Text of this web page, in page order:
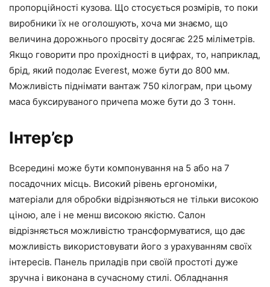
пропорційності кузова. Що стосується розмірів, то поки
виробники їх не оголошують, хоча ми знаємо, що
величина дорожнього просвіту досягає 225 міліметрів.
Якщо говорити про прохідності в цифрах, то, наприклад,
брід, який подолає Everest, може бути до 800 мм.
Можливість піднімати вантаж 750 кілограм, при цьому
маса буксируваного причепа може бути до 3 тонн.
Інтер’єр
Всередині може бути компонування на 5 або на 7
посадочних місць. Високий рівень ергономіки,
матеріали для обробки відрізняються не тільки високою
ціною, але і не менш високою якістю. Салон
відрізняється можливістю трансформуватися, що дає
можливість використовувати його з урахуванням своїх
інтересів. Панель приладів при своїй простоті дуже
зручна і виконана в сучасному стилі. Обладнання